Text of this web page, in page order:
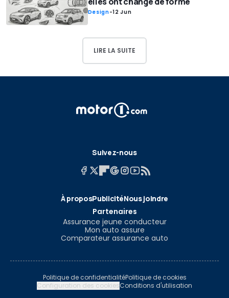
Design-12 Jun
LIRE LA SUITE
Suivez-nous
À proposPublicitéNous joindre
Partenaires
Assurance jeune conducteur
Mon auto assure
Comparateur assurance auto
Politique de confidentialitéPolitique de cookies
Configuration des cookiesConditions d'utilisation